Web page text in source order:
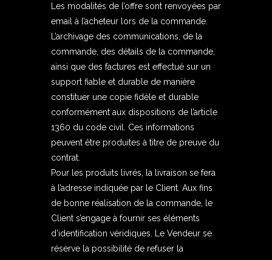
Les modalités de l’offre sont renvoyées par
email à l’acheteur lors de la commande.
L’archivage des communications, de la
commande, des détails de la commande,
ainsi que des factures est effectué sur un
support fiable et durable de manière
constituer une copie fidèle et durable
conformément aux dispositions de l’article
1360 du code civil. Ces informations
peuvent être produites à titre de preuve du
contrat.
Pour les produits livrés, la livraison se fera
à l’adresse indiquée par le Client. Aux fins
de bonne réalisation de la commande, le
Client s’engage à fournir ses éléments
d’identification véridiques. Le Vendeur se
réserve la possibilité de refuser la